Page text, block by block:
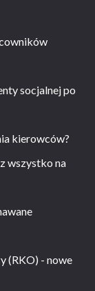
socjalnej po
kierowców?
wszystko na
(RKO) - nowe